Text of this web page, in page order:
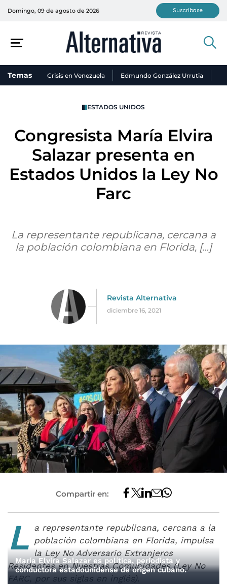
Domingo, 09 de agosto de 2026 Suscríbase
Temas Crisis en Venezuela Edmundo González Urrutia
ESTADOS UNIDOS
Congresista María Elvira
Salazar presenta en
Estados Unidos la Ley No
Farc
La representante republicana, cercana a
la población colombiana en Florida, […]
Revista Alternativa
diciembre 16, 2021
Compartir en:
L a representante republicana, cercana a la
población colombiana en Florida, impulsa
la Ley No Adversario Extranjeros
Residentes en Nuestras Comunidades (Ley No
FARC, por sus siglas en inglés).
María Elvira Salazar es política, periodista y
conductora estadounidense de origen cubano.